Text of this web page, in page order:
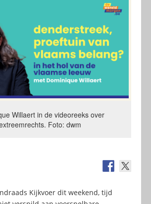
Willaert in de videoreeks over
Foto: dwm
Kijkvoer dit weekend, tijd